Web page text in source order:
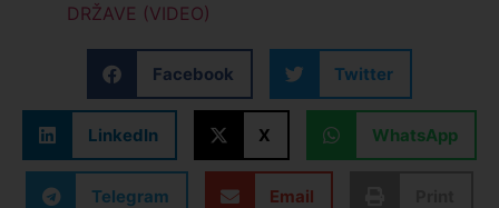
DRŽAVE (VIDEO)
Facebook Twitter
LinkedIn X WhatsApp
Telegram Email